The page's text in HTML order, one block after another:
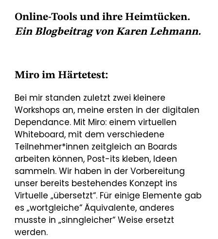
Online-Tools und ihre Heimtücken.
Ein Blogbeitrag von Karen Lehmann.
Miro im Härtetest:
Bei mir standen zuletzt zwei kleinere
Workshops an, meine ersten in der digitalen
Dependance. Mit Miro: einem virtuellen
Whiteboard, mit dem verschiedene
Teilnehmer*innen zeitgleich an Boards
arbeiten können, Post-its kleben, Ideen
sammeln. Wir haben in der Vorbereitung
unser bereits bestehendes Konzept ins
Virtuelle „übersetzt“. Für einige Elemente gab
es „wortgleiche“ Äquivalente, anderes
musste in „sinngleicher“ Weise ersetzt
werden.